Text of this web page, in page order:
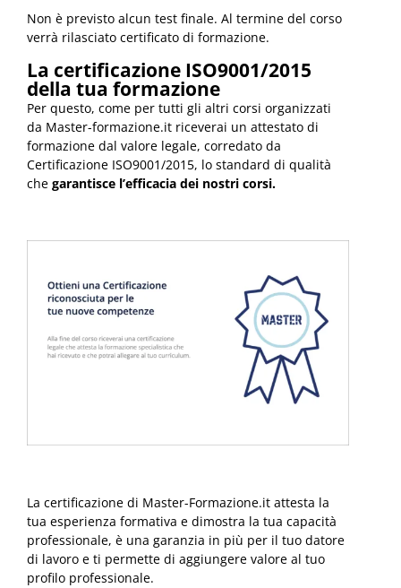
Non è previsto alcun test finale. Al termine del corso
verrà rilasciato certificato di formazione.
La certificazione ISO9001/2015
della tua formazione
Per questo, come per tutti gli altri corsi organizzati
da Master-formazione.it riceverai un attestato di
formazione dal valore legale, corredato da
Certificazione ISO9001/2015, lo standard di qualità
che garantisce l’efficacia dei nostri corsi.
La certificazione di Master-Formazione.it attesta la
tua esperienza formativa e dimostra la tua capacità
professionale, è una garanzia in più per il tuo datore
di lavoro e ti permette di aggiungere valore al tuo
profilo professionale.